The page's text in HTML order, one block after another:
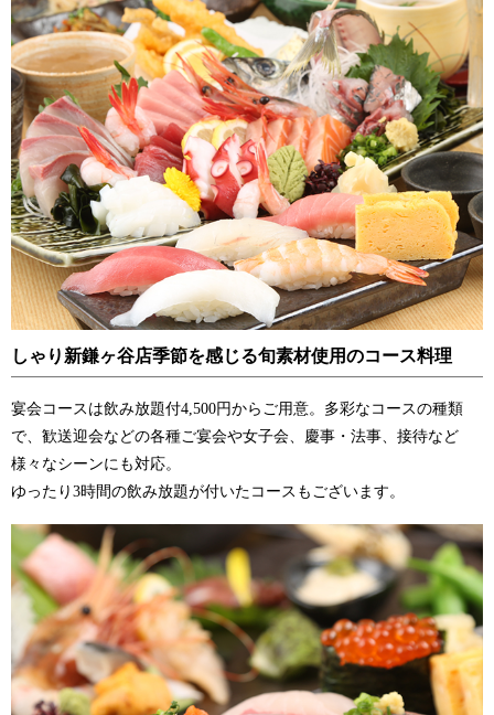
しゃり新鎌ヶ谷店季節を感じる旬素材使用のコース料理
宴会コースは飲み放題付4,500円からご用意。多彩なコースの種類
で、歓送迎会などの各種ご宴会や女子会、慶事・法事、接待など
様々なシーンにも対応。
ゆったり3時間の飲み放題が付いたコースもございます。